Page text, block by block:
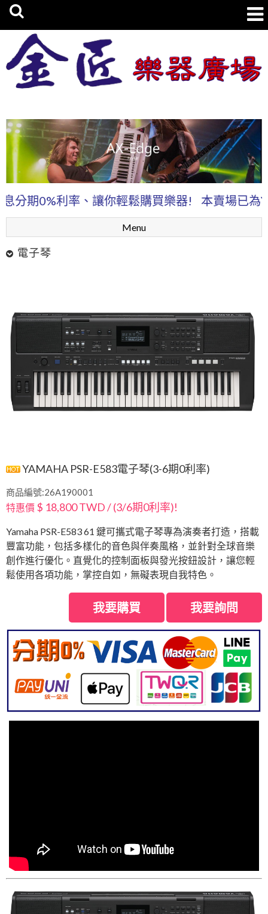
利率、讓你輕鬆購買樂器! 本賣場已為
Menu
電子琴
YAMAHA PSR-E583電子琴(3-6期0利率)
商品編號:26A190001
特惠價 $ 18,800 TWD / (3/6期0利率)!
Yamaha PSR-E583 61 鍵可攜式電子琴專為演奏者打造，搭載
豐富功能，包括多樣化的音色與伴奏風格，並針對全球音樂
創作進行優化。直覺化的控制面板與發光按鈕設計，讓您輕
鬆使用各項功能，掌控自如，無礙表現自我特色。
我要購買 我要詢問